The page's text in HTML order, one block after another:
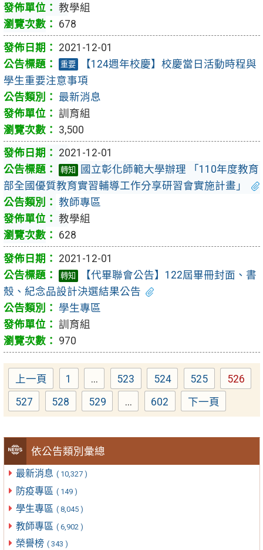
依公告類別彙總
最新消息 ( 10,327 )
防疫專區 ( 149 )
學生專區 ( 8,045 )
教師專區 ( 6,902 )
榮譽榜 ( 343 )
教學組
678
2021-12-01
重要
【124週年校慶】校慶當日活動時程與
學生重要注意事項
最新消息
訓育組
3,500
2021-12-01
轉知
國立彰化師範大學辦理 「110年度教育
部全國優質教育實習輔導工作分享研習會實施計畫」
教師專區
教學組
628
2021-12-01
轉知
【代畢聯會公告】122屆畢冊封面、書
殼、紀念品設計決選結果公告
學生專區
訓育組
970
上一頁 Page
1 ... Page
523 Page
524 Page
525 Page
526
Page
527 Page
528 Page
529 ... Page
602 下一頁